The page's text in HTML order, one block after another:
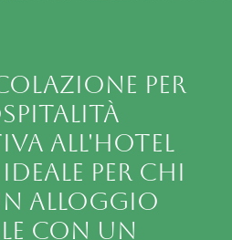
colazione per
all'hotel
per chi
alloggio
con un